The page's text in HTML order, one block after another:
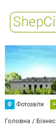
Ф Фотозвіти
Головна